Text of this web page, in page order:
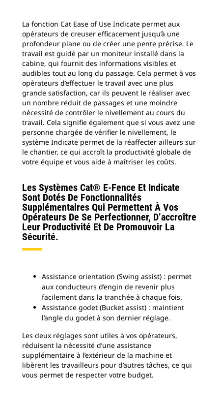
La fonction Cat Ease of Use Indicate permet aux
opérateurs de creuser efficacement jusqu’à une
profondeur plane ou de créer une pente précise. Le
travail est guidé par un moniteur installé dans la
cabine, qui fournit des informations visibles et
audibles tout au long du passage. Cela permet à vos
opérateurs d’effectuer le travail avec une plus
grande satisfaction, car ils peuvent le réaliser avec
un nombre réduit de passages et une moindre
nécessité de contrôler le nivellement au cours du
travail. Cela signifie également que si vous avez une
personne chargée de vérifier le nivellement, le
système Indicate permet de la réaffecter ailleurs sur
le chantier, ce qui accroît la productivité globale de
votre équipe et vous aide à maîtriser les coûts.
Les Systèmes Cat® E-Fence Et Indicate
Sont Dotés De Fonctionnalités
Supplémentaires Qui Permettent À Vos
Opérateurs De Se Perfectionner, D’accroître
Leur Productivité Et De Promouvoir La
Sécurité.
Assistance orientation (Swing assist) : permet
aux conducteurs d’engin de revenir plus
facilement dans la tranchée à chaque fois.
Assistance godet (Bucket assist) : maintient
l’angle du godet à son dernier réglage.
Les deux réglages sont utiles à vos opérateurs,
réduisent la nécessité d’une assistance
supplémentaire à l’extérieur de la machine et
libèrent les travailleurs pour d’autres tâches, ce qui
vous permet de respecter votre budget.